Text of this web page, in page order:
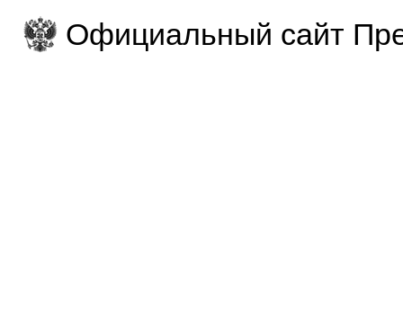
Официальный сайт